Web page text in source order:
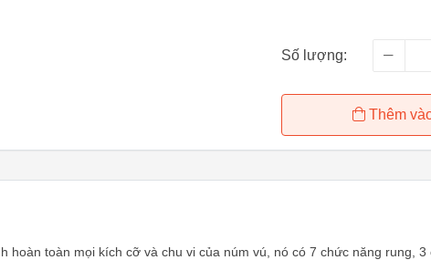
Số lượng:
Thêm
hoàn toàn mọi kích cỡ và chu vi của núm vú, nó có 7 chức năng rung,